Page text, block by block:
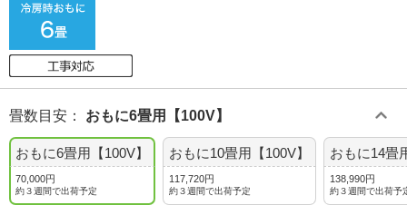
畳数目安 ： おもに6畳用【100V】
おもに6畳用【100V】
70,000円
約３週間で出荷予定
おもに10畳用【100V】
117,720円
約３週間で出荷予定
おもに14畳
138,990円
約３週間で出荷予